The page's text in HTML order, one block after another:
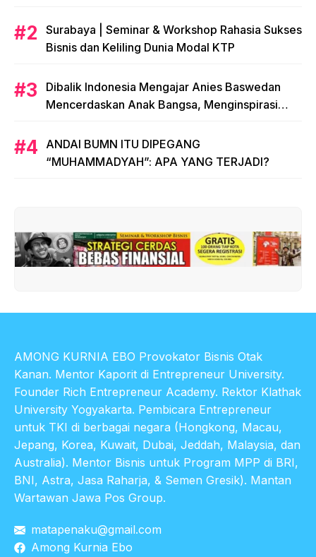
​Surabaya | Seminar & Workshop Rahasia Sukses
Bisnis dan Keliling Dunia Modal KTP
Dibalik Indonesia Mengajar Anies Baswedan
Mencerdaskan Anak Bangsa, Menginspirasi
ANDAI BUMN ITU DIPEGANG
“MUHAMMADYAH”: APA YANG TERJADI?
AMONG KURNIA EBO Provokator Bisnis Otak
Kanan. Mentor Kaporit di Entrepreneur University.
Founder Rich Entrepreneur Academy. Rektor Klathak
University Yogyakarta. Pembicara Entrepreneur
untuk TKI di berbagai negara (Hongkong, Macau,
Jepang, Korea, Kuwait, Dubai, Jeddah, Malaysia, dan
Australia). Mentor Bisnis untuk Program MPP di BRI,
BNI, Astra, Jasa Raharja, & Semen Gresik). Mantan
Wartawan Jawa Pos Group.
matapenaku@gmail.com
Among Kurnia Ebo